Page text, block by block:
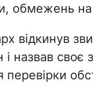
обмежень
відкинув
назвав
перевірки